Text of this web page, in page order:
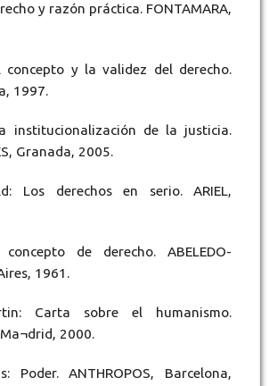
y razón práctica. FONTAMARA,
concepto y la validez del derecho.
1997.
institucionalización de la justicia.
Granada, 2005.
Los derechos en serio. ARIEL,
concepto de derecho. ABELEDO-
1961.
Carta sobre el humanismo.
2000.
Poder. ANTHROPOS, Barcelona,